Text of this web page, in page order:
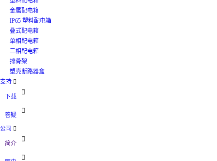
金属配电箱
IP65 塑料配电箱
叠式配电箱
单相配电箱
三相配电箱
排骨架
塑壳断路器盒
支持 
下载

答疑

公司 
简介

